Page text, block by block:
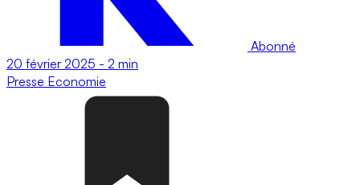
Abonné
20 février 2025 - 2 min
Presse Economie